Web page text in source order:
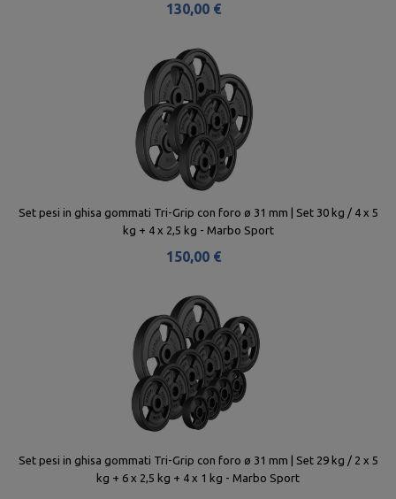
130,00 €
Set pesi in ghisa gommati Tri-Grip con foro ø 31 mm | Set 30 kg / 4 x 5
kg + 4 x 2,5 kg - Marbo Sport
150,00 €
Set pesi in ghisa gommati Tri-Grip con foro ø 31 mm | Set 29 kg / 2 x 5
kg + 6 x 2,5 kg + 4 x 1 kg - Marbo Sport